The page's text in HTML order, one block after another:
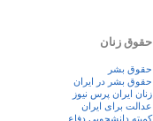
حقوق زنان
حقوق بشر
حقوق بشر در ایران
زنان ايران پرس نيوز
عدالت برای ایران
کمیته دانشجویی دفاع